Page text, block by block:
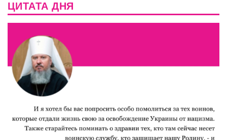
ЦИТАТА ДНЯ